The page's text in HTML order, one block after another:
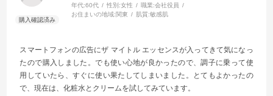
年代:60代 性別:女性 職業:会社役員
お住まいの地域:関東 肌質:敏感肌
スマートフォンの広告にザ マイトル エッセンスが入ってきて気になっ
たので購入しました。でも使い心地が良かったので、調子に乗って使
用していたら、すぐに使い果たしてしまいました。とてもよかったの
で、現在は、化粧水とクリームを試してみています。